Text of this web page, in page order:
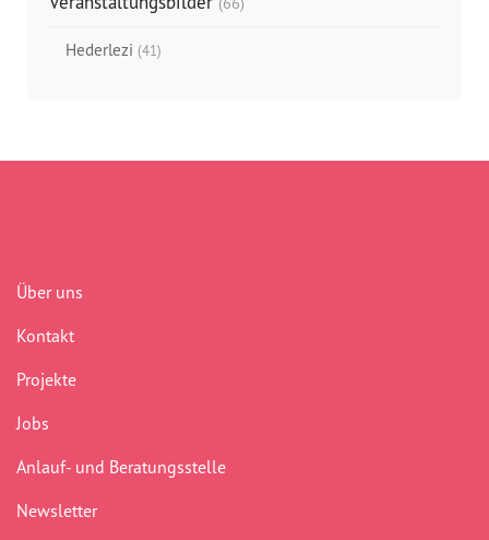
Hederlezi (41)
Über uns
Kontakt
Projekte
Jobs
Anlauf- und Beratungsstelle
Newsletter